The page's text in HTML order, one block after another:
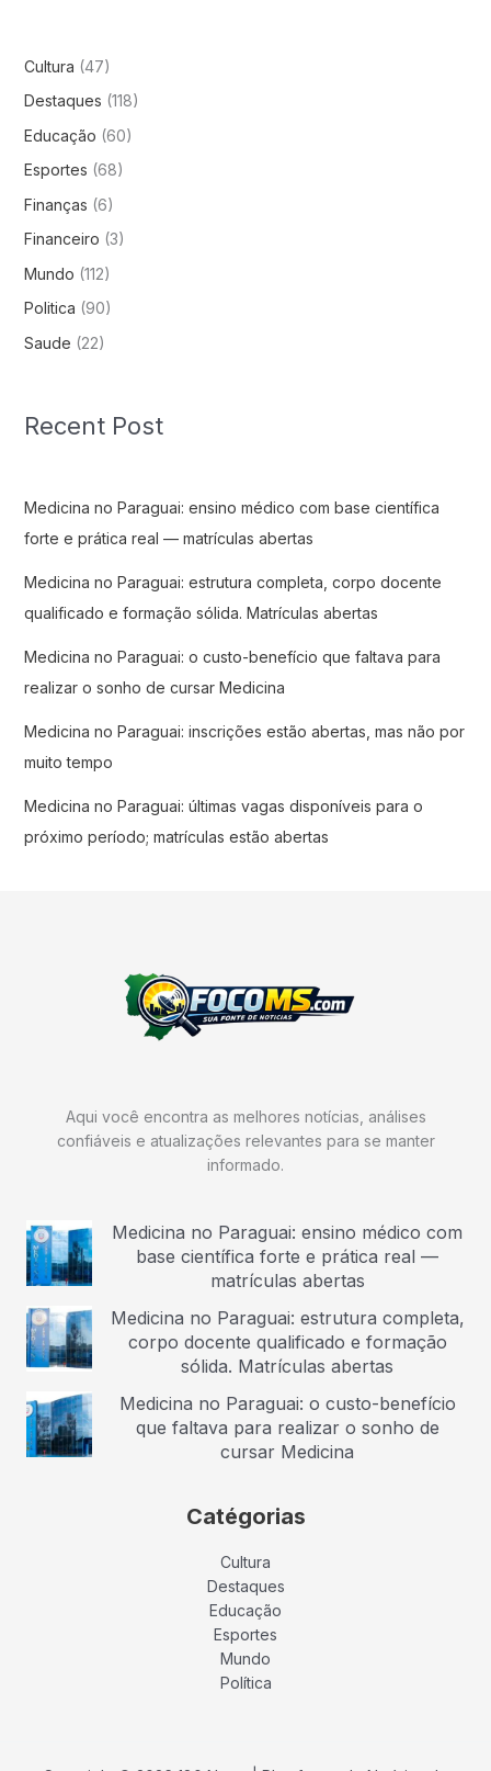
Cultura (47)
Destaques (118)
Educação (60)
Esportes (68)
Finanças (6)
Financeiro (3)
Mundo (112)
Politica (90)
Saude (22)
Recent Post
Medicina no Paraguai: ensino médico com base científica
forte e prática real — matrículas abertas
Medicina no Paraguai: estrutura completa, corpo docente
qualificado e formação sólida. Matrículas abertas
Medicina no Paraguai: o custo-benefício que faltava para
realizar o sonho de cursar Medicina
Medicina no Paraguai: inscrições estão abertas, mas não por
muito tempo
Medicina no Paraguai: últimas vagas disponíveis para o
próximo período; matrículas estão abertas
Aqui você encontra as melhores notícias, análises
confiáveis e atualizações relevantes para se manter
informado.
Medicina no Paraguai: ensino médico com
base científica forte e prática real —
matrículas abertas
Medicina no Paraguai: estrutura completa,
corpo docente qualificado e formação
sólida. Matrículas abertas
Medicina no Paraguai: o custo-benefício
que faltava para realizar o sonho de
cursar Medicina
Catégorias
Cultura
Destaques
Educação
Esportes
Mundo
Política